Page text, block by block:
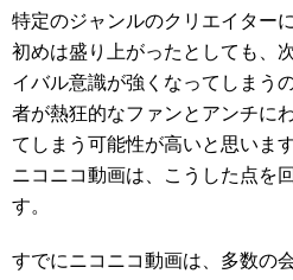
特定のジャンルのクリエイター
初めは盛り上がったとしても、
イバル意識が強くなってしまう
者が熱狂的なファンとアンチに
てしまう可能性が高いと思いま
ニコニコ動画は、こうした点を
す。
すでにニコニコ動画は、多数の